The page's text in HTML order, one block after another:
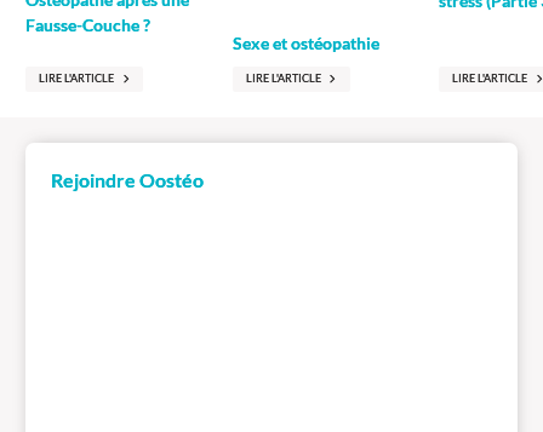
Fausse-Couche ?
LIRE L'ARTICLE
Sexe et ostéopathie
LIRE L'ARTICLE LIRE L'ARTICLE
Rejoindre Oostéo